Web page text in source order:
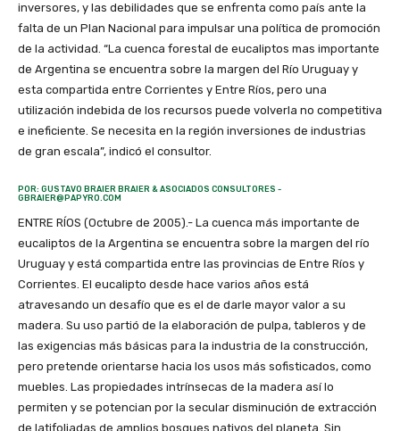
inversores, y las debilidades que se enfrenta como país ante la
falta de un Plan Nacional para impulsar una política de promoción
de la actividad. “La cuenca forestal de eucaliptos mas importante
de Argentina se encuentra sobre la margen del Río Uruguay y
esta compartida entre Corrientes y Entre Ríos, pero una
utilización indebida de los recursos puede volverla no competitiva
e ineficiente. Se necesita en la región inversiones de industrias
de gran escala”, indicó el consultor.
POR: GUSTAVO BRAIER BRAIER & ASOCIADOS CONSULTORES -
GBRAIER@PAPYRO.COM
ENTRE RÍOS (Octubre de 2005).- La cuenca más importante de eucaliptos de la Argentina se encuentra sobre la margen del río Uruguay y está compartida entre las provincias de Entre Ríos y Corrientes. El eucalipto desde hace varios años está atravesando un desafío que es el de darle mayor valor a su madera. Su uso partió de la elaboración de pulpa, tableros y de las exigencias más básicas para la industria de la construcción, pero pretende orientarse hacia los usos más sofisticados, como muebles. Las propiedades intrínsecas de la madera así lo permiten y se potencian por la secular disminución de extracción de latifoliadas de amplios bosques nativos del planeta. Sin embargo, tanto desde el bosque como desde el residuo del aserradero, siempre va a ser necesario el procesamiento de madera de peor calidad con uso triturable. Esto deriva en la producción de tableros, de pulpa, de papel o de energía. Muchas veces el mensaje de la realidad es tan claro que no es preciso profundizar estudios con sofisticadas herramientas de análisis. Se considera que éste es el caso de la cuenca bajo análisis. De acuerdo con las últimas estimaciones, hacia el año 2005, la cuenca de eucaliptos en la cuenca del río Uruguay del lado argentino cuenta con 123 mil hectáreas plantadas. Con un incremento medio anual de 30 m3scc la oferta sustentable de la cuenca sería de 3.69 millones de m3scc por año. Podemos asumir que un 30% de la madera obtenida de las plantaciones tiene destino pulpable, lo que implicaría un volumen anual de madera de 1.1 millones de m3scc por año. A esta madera se sumarían los chips provenientes de los aserraderos, que si consumen el resto de la madera disponible en las plantaciones y generan un 25% de la materia prima convertida en chips, agregan una oferta anual de 646 mil m3scc. Esto hace a una oferta media total, con la superficie plantada actual con destino triturable de 1.75 millones de m3scc. Si esta superficie se duplica, lo que no es un supuesto idealista, sino más bien [1]conservador, sumándole una mejora en el rendimiento por hectárea, se estaría en presencia de 4 millones de m3scc de material triturable. Uno de los mayores desafíos para la conformación de una cuenca forestal es tener la capacidad necesaria de consumo de estos residuos que proveen los árboles y los aserraderos: la madera de peor calidad. Con una utilización indebida de estos recursos, la cuenca forestal pierde eficiencia y hasta puede volverse no competitiva internacionalmente. La inversión en industrias que consumen residuos, paradójicamente, es aquella que requiere un mayor componente de capital; es decir, se trata de inversiones capital intensivo. Nótese que estamos hablando de industrias, para citar el ejemplo de Uruguay, que van a implicar la inversión de 1.7 mil millones de dólares para procesar aproximadamente 6 millones de m3scc de madera por año. Esto implica una inversión de 280 dólares por m3scc de madera consumida anualmente. Un aserradero de escala conlleva una inversión de 80 dólares por m3scc de madera consumida por año. A esto, aparte, se suma la escala de producción que permite la competitividad internacional. Como consecuencia indeseada de una disputa acerca de efluentes de fábricas de pulpa entre Argentina y Uruguay, Entre Ríos ha sido declarada, mediante la promulgación de la ley 9.644, como provincia: “…libre de Plantas procesadoras de Pasta Celulósica cuya actividad industrial impacte en el medio ambiente, contamine el aire, suelo y/o la calidad del agua de los ríos Paraná, Uruguay, Gualeguay, Gualeguaychú y demás cursos de agua de nuestro territorio provincial, provoque daños al ecosistema y al desarrollo y sostenimiento de la economía regional, cuya base sustancial es la explotación de los recursos turísticos, de conformidad a las facultades dispuestas en los Artículos 41º y 124º de la Constitución Nacional y Acuerdo Marco sobre Medio Ambiente del Mercosur (2003) Ley Nº 25.841”. Cabe resaltar que no existen en Argentina o en Uruguay empresas nacionales que hoy estén en condiciones económicas o técnicas de llevar adelante emprendimientos de este tipo. Simultáneamente, sin emprendimientos de este tipo no se pueden llevar adelante cuencas forestales de escala y eficientes. Ahora bien, la combinación de estos dos factores en la geografía y economía argentinas: necesidad de inversores extranjeros y prohibiciones potenciales para la compra de tierra en zonas de frontera, realmente no es muy alentadora. negrita/De esto no se habla/negrita La Argentina, de los cuatro países del cono sur, incluyendo a Brasil, Chile y Uruguay, va a pasar a ser el que menos está respondiendo a su potencial forestoindustrial. [2] Es llamativo que Uruguay esté venciendo una enorme barrera natural de desarrollo industrial que es que estas plantas industriales cuestionadas no tienen antecedentes en su economía actual. Los escollos por vencer no van a ser pocos. Sin embargo, los empresarios de España, Suecia y Finlandia, decidieron enfrentar este desafío. Chile por su lado, tiene fuertes limitaciones de superficie y por eso ha decidido volcar parte de su producción en Argentina y Brasil. Brasil, es el país más aventajado de la región y tiene un desarrollo difícil de equiparar. Pero no debe olvidarse que en la década del 70, apenas 30 años atrás, su producción era menor que la de Argentina. Lamentablemente, Argentina adolece de algunas características esenciales que permitan la explosión de su potencial. Veamos, entonces, cómo se pueden abrir posibilidades a su desarrollo. negrita/Apertura de posibilidades/negrita ¿Cómo puede hacer Argentina para superar sus limitaciones? ¿Cómo puede Argentina identificar sus propias limitaciones? Es obvio que las mismas no están impuestas por limitaciones naturales, dado lo generoso de su naturaleza. Se van a mencionar en este caso dos trabajos realizados recientemente por: uno presentado en el III Congreso Forestal y Latinoamericano y otro realizado para la provincia de Corrientes con el objeto de conocer el posicionamiento de distintas regiones forestoindustriales en la percepción de potenciales inversores. negrita/La idiosincrasia argentina/negrita En el trabajo presentado en el Congreso de Corrientes, que hace referencia a la forma de ser de los argentinos, se plantea lo siguiente: Existe una vieja broma que indica que como Dios es justo, primero nos dio todos los recursos naturales y muchas bellezas paisajísticas, pero para compensar, luego, nos puso a nosotros, los argentinos. Sin entrar en mucho detalle, creo que podemos sintetizar algunas características de nuestro “ser nacional” que perjudican el desarrollo del complejo forestoindustrial argentino: 1) El individualismo y la falta de capacidad para trabajar en equipo 2) La altanería y una tendencia a enfrentamiento con el poderoso 3) La falta de vocación inversora fuerte y la tendencia al asistencialismo 4) La falta de visión de largo plazo y de esfuerzo para el logro de los objetivos El desafío al que nos vemos enfrentados es que para desenvolver adecuadamente al sector forestoindustrial argentino tenemos que: 1) Tener noción del conjunto al que pertenecemos y buscar ganancias en conjunto (cluster) 2) Aceptar la presencia de líderes sectoriales y que ellos ejerzan un liderazgo positivo 3) Parte del cluster requiere fuertes inversiones de capital. Aparte, las inversiones continuas son las que permiten agregar cada vez más valor en la madera y enriquecer el valor agregado del cluster. La reacción habitual, asimismo, ante problemas, es exigir del poderoso, sea éste una empresa privada o el gobierno, el abrigo que dé protección. 4) Contar con objetivos claros de largo plazo expresados, tal vez, en un instrumento al que demos Cabe recordar que la descripción de nuestro “ser nacional” está inspirada en una obra del año 1845: 160 años atrás, lo que mostraría lo profundo que tenemos caladas estas huellas. En el caso de Entre Ríos, en particular, la provincia acometió contra Uruguay con un discurso que presumiblemente no fue consultado con el gobierno o el pueblo correntino. En esto se observa el individualismo y la falta de capacidad para trabajar en equipo. Nada mejor para un político que quiera acercarse al ser argentino que enfrentarse con un poderoso como pueden ser los conglomerados industriales, sean estos suecos, españoles o finlandeses. Y por qué no incluir al Banco Mundial, que si llega a dar vía libre de financiamiento al proyecto va a ser otro malo poderoso de la película. Se puede adicionar vinculado al punto tres la prohibición de establecer plantas de pulpa o papel en la provincia. Por último, sin lugar a dudas, se ha perdido de vista la política sobre el sector, otrora promocionado por leyes provinciales y ahora prohibido. Se considera sana la preocupación por el medio ambiente, lo que implicaría una visión de largo plazo, pero está claro que los impulsos legislativos parciales no son los que le van a dar una viabilidad ecológica a la provincia. Esto va a requerir un proceso de trabajo intelectual y profesional organizado consensuado por la sociedad argentina en su conjunto. 3.2 La percepción de los inversores hacia Entre Ríos y Corrientes Antes de manifestarse esta reacción del pueblo y del gobierno entrerrianos, realicé para la provincia de Corrientes un estudio que, con el enfoque de lo que se da en llamar “customer service”, se indagó acerca de la visualización de los potenciales inversores de Argentina, Uruguay y Brasil sobre estas mismas regiones. En estas encuestas fueron consultados también representantes de las firmas ENCE y Botnia. En este estudio se expresa que “El resultado es que, en efecto, Corrientes es vista como un eficiente proveedor de recursos madereros y de tierra productiva y como una provincia con serias deficiencias de infraestructura social y productiva. Puede admitirse que la visualización de los inversores regionales es la c